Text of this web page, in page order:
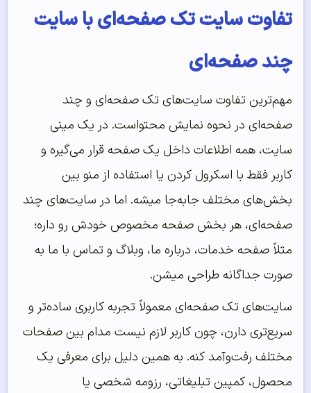
تفاوت سایت تک صفحه‌ای با سایت
چند صفحه‌ای
مهم‌ترین تفاوت سایت‌های تک صفحه‌ای و چند
صفحه‌ای در نحوه نمایش محتواست. در یک مینی
سایت، همه اطلاعات داخل یک صفحه قرار می‌گیره و
کاربر فقط با اسکرول کردن یا استفاده از منو بین
بخش‌های مختلف جابه‌جا میشه. اما در سایت‌های چند
صفحه‌ای، هر بخش صفحه مخصوص خودش رو داره؛
مثلاً صفحه خدمات، درباره ما، وبلاگ و تماس با ما به
صورت جداگانه طراحی میشن.
سایت‌های تک صفحه‌ای معمولاً تجربه کاربری ساده‌تر و
سریع‌تری دارن، چون کاربر لازم نیست مدام بین صفحات
مختلف رفت‌وآمد کنه. به همین دلیل برای معرفی یک
محصول، کمپین تبلیغاتی، رزومه شخصی یا